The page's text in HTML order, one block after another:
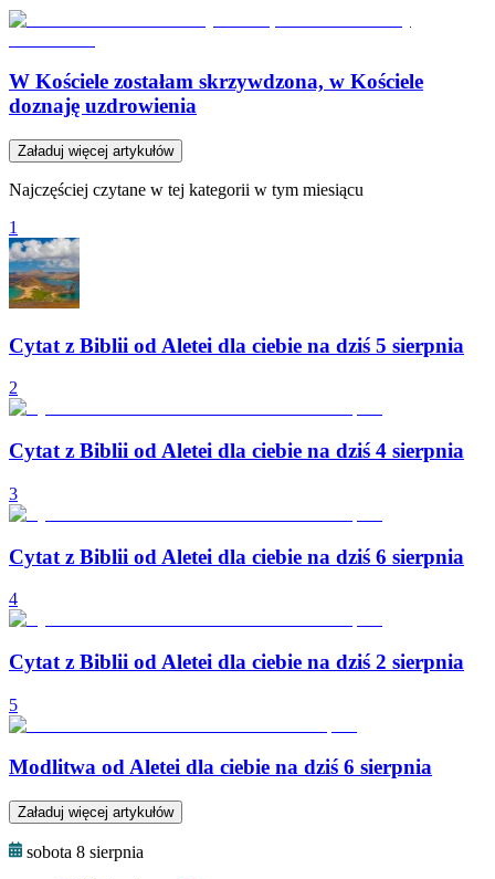
W Kościele zostałam skrzywdzona, w Kościele
doznaję uzdrowienia
Załaduj więcej artykułów
Najczęściej czytane w tej kategorii w tym miesiącu
1
Cytat z Biblii od Aletei dla ciebie na dziś 5 sierpnia
2
Cytat z Biblii od Aletei dla ciebie na dziś 4 sierpnia
3
Cytat z Biblii od Aletei dla ciebie na dziś 6 sierpnia
4
Cytat z Biblii od Aletei dla ciebie na dziś 2 sierpnia
5
Modlitwa od Aletei dla ciebie na dziś 6 sierpnia
Załaduj więcej artykułów
sobota 8 sierpnia